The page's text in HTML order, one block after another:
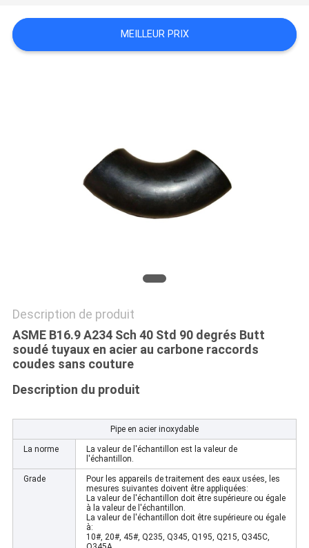
NOUVELLES
TOUS
CONFIDENTIALITÉ
MEILLEUR PRIX
Description de produit
ASME B16.9 A234 Sch 40 Std 90 degrés Butt
soudé tuyaux en acier au carbone raccords
coudes sans couture
Description du produit
Pipe en acier inoxydable
La norme
La valeur de l'échantillon est la valeur de
l'échantillon.
Grade
Pour les appareils de traitement des eaux usées, les
mesures suivantes doivent être appliquées:
La valeur de l'échantillon doit être supérieure ou égale
à la valeur de l'échantillon.
La valeur de l'échantillon doit être supérieure ou égale
à:
10#, 20#, 45#, Q235, Q345, Q195, Q215, Q345C,